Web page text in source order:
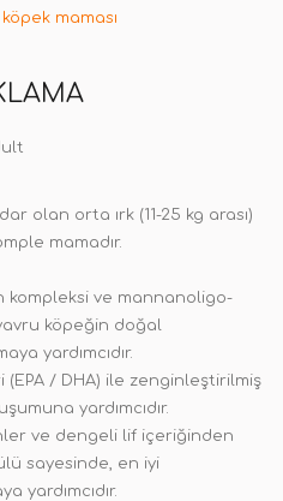
maması
olan orta ırk (11-25 kg arası)
mamadır.
kompleksi ve mannanoligo-
köpeğin doğal
yardımcıdır.
/ DHA) ile zenginleştirilmiş
yardımcıdır.
ve dengeli lif içeriğinden
sayesinde, en iyi
yardımcıdır.